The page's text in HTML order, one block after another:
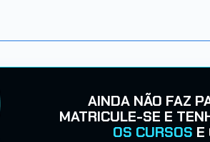
AINDA NÃO FAZ
MATRICULE-SE E
OS CURSOS E